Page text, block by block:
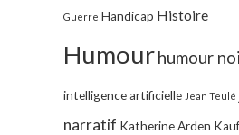
Guerre Handicap Histoire
Humour humour
intelligence artificielle Jean Teulé
narratif Katherine Arden